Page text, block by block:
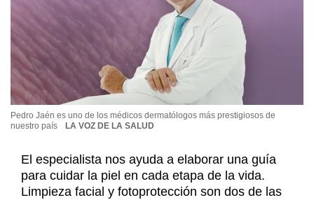
Pedro Jaén es uno de los médicos dermatólogos más prestigiosos de
nuestro país
LA VOZ DE LA SALUD
El especialista nos ayuda a elaborar una guía
para cuidar la piel en cada etapa de la vida.
Limpieza facial y fotoprotección son dos de las